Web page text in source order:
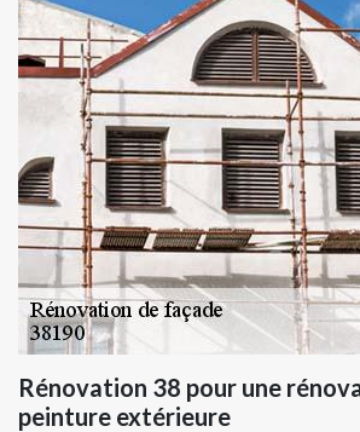
Rénovation 38 pour une
peinture extérieure